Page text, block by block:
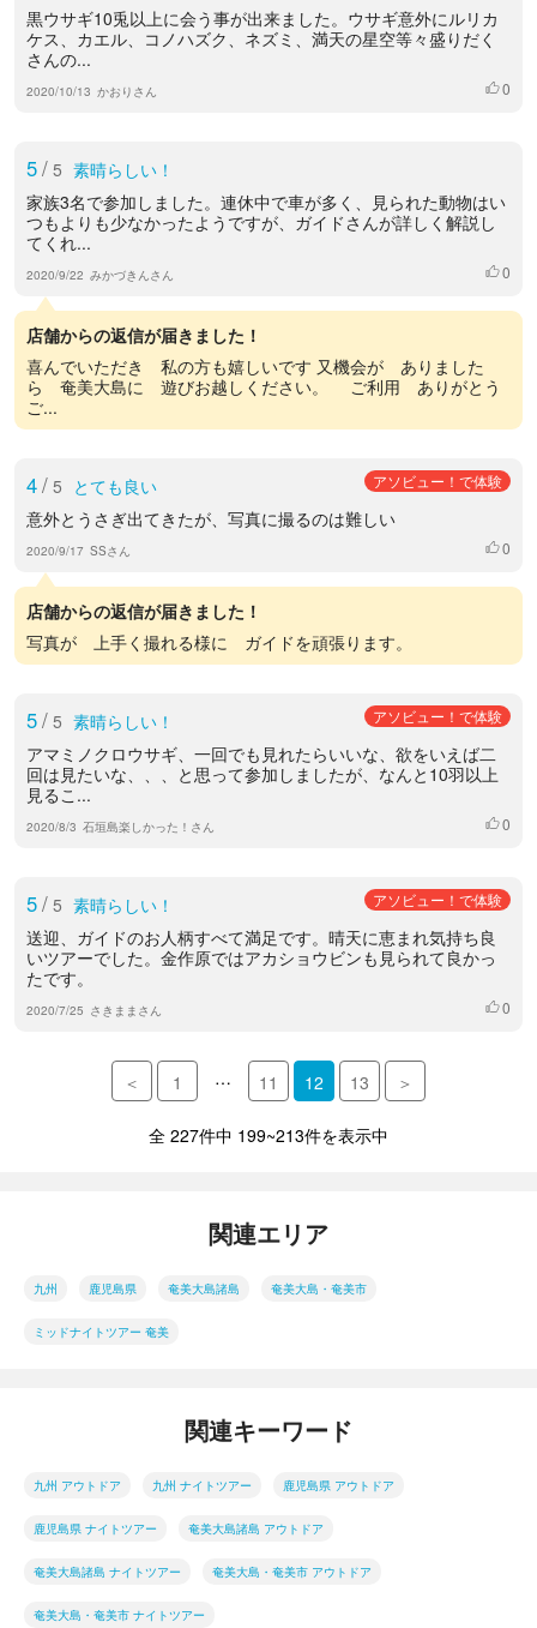
黒ウサギ10兎以上に会う事が出来ました。ウサギ意外にルリカ
ケス、カエル、コノハズク、ネズミ、満天の星空等々盛りだく
さんの...
2020/10/13 かおりさん いいね
0
5/ 5 素晴らしい！
家族3名で参加しました。連休中で車が多く、見られた動物はい
つもよりも少なかったようですが、ガイドさんが詳しく解説し
てくれ...
2020/9/22 みかづきんさん いいね
0
店舗からの返信が届きました！
喜んでいただき 私の方も嬉しいです 又機会が ありました
ら 奄美大島に 遊びお越しください。 ご利用 ありがとう
ご...
4/ 5 とても良い アソビュー！で体験
意外とうさぎ出てきたが、写真に撮るのは難しい
2020/9/17 SSさん いいね
0
店舗からの返信が届きました！
写真が 上手く撮れる様に ガイドを頑張ります。
5/ 5 素晴らしい！ アソビュー！で体験
アマミノクロウサギ、一回でも見れたらいいな、欲をいえば二
回は見たいな、、、と思って参加しましたが、なんと10羽以上
見るこ...
2020/8/3 石垣島楽しかった！さん いいね
0
5/ 5 素晴らしい！ アソビュー！で体験
送迎、ガイドのお人柄すべて満足です。晴天に恵まれ気持ち良
いツアーでした。金作原ではアカショウビンも見られて良かっ
たです。
2020/7/25 さきままさん いいね
0
＜ 1 … 11 12 13 ＞
全 227件中 199~213件を表示中
関連エリア
九州 鹿児島県 奄美大島諸島 奄美大島・奄美市
ミッドナイトツアー 奄美
関連キーワード
九州 アウトドア 九州 ナイトツアー 鹿児島県 アウトドア
鹿児島県 ナイトツアー 奄美大島諸島 アウトドア
奄美大島諸島 ナイトツアー 奄美大島・奄美市 アウトドア
奄美大島・奄美市 ナイトツアー